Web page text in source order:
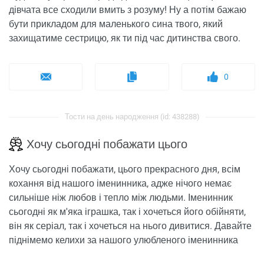
дівчата все сходили вмить з розуму! Ну а потім бажаю
бути прикладом для маленького сина твого, який
захищатиме сестрицю, як ти під час дитинства свого.
0
Тости на день народження (id: 438288)
Хочу сьогодні побажати цього
Хочу сьогодні побажати, цього прекрасного дня, всім
кохання від нашого іменинника, адже нічого немає
сильніше ніж любов і тепло між людьми. Іменинник
сьогодні як м'яка іграшка, так і хочеться його обійняти,
він як серіал, так і хочеться на нього дивитися. Давайте
піднімемо келихи за нашого улюбленого іменинника